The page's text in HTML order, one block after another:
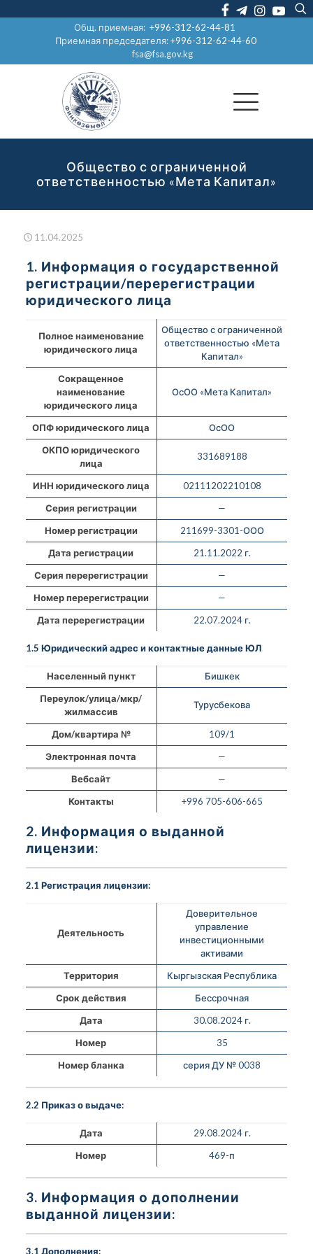
Общ. приемная:+996-312-62-44-81
Приемная председателя:+996-312-62-44-60
fsa@fsa.gov.kg
Общество с ограниченной
ответственностью «Мета Капитал»
11.04.2025
1. Информация о государственной
регистрации/перерегистрации
юридического лица
Полное наименование
юридического лица
Общество с ограниченной
ответственностью «Мета
Капитал»
Сокращенное
наименование
юридического лица
ОсОО «Мета Капитал»
ОПФ юридического лица
ОсОО
ОКПО юридического
лица
331689188
ИНН юридического лица
02111202210108
Серия регистрации
—
Номер регистрации
211699-3301-ООО
Дата регистрации
21.11.2022 г.
Серия перерегистрации
—
Номер перерегистрации
—
Дата перерегистрации
22.07.2024 г.
1.5 Юридический адрес и контактные данные ЮЛ
Населенный пункт
Бишкек
Переулок/улица/мкр/
жилмассив
Турусбекова
Дом/квартира №
109/1
Электронная почта
—
Вебсайт
—
Контакты
+996 705-606-665
2. Информация о выданной
лицензии:
2.1 Регистрация лицензии:
Деятельность
Доверительное
управление
инвестиционными
активами
Территория
Кыргызская Республика
Срок действия
Бессрочная
Дата
30.08.2024 г.
Номер
35
Номер бланка
серия ДУ № 0038
2.2 Приказ о выдаче:
Дата
29.08.2024 г.
Номер
469-п
3. Информация о дополнении
выданной лицензии:
3.1 Дополнения: